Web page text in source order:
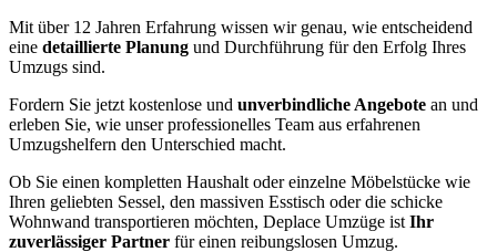
Mit über 12 Jahren Erfahrung wissen wir genau, wie entscheidend
eine detaillierte Planung und Durchführung für den Erfolg Ihres
Umzugs sind.
Fordern Sie jetzt kostenlose und unverbindliche Angebote an und
erleben Sie, wie unser professionelles Team aus erfahrenen
Umzugshelfern den Unterschied macht.
Ob Sie einen kompletten Haushalt oder einzelne Möbelstücke wie
Ihren geliebten Sessel, den massiven Esstisch oder die schicke
Wohnwand transportieren möchten, Deplace Umzüge ist Ihr
zuverlässiger Partner für einen reibungslosen Umzug.